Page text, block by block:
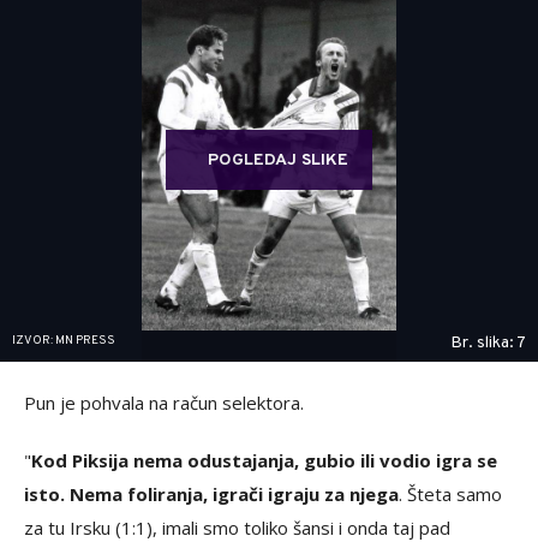
POGLEDAJ SLIKE
IZVOR: MN PRESS Br. slika: 7
Pun je pohvala na račun selektora.
"Kod Piksija nema odustajanja, gubio ili vodio igra se
isto. Nema foliranja, igrači igraju za njega. Šteta samo
za tu Irsku (1:1), imali smo toliko šansi i onda taj pad